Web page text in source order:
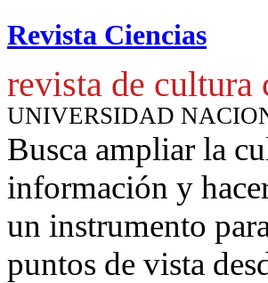
Revista Ciencias
revista de cultura
UNIVERSIDAD
Busca ampliar la
información y
un instrumento
puntos de vista